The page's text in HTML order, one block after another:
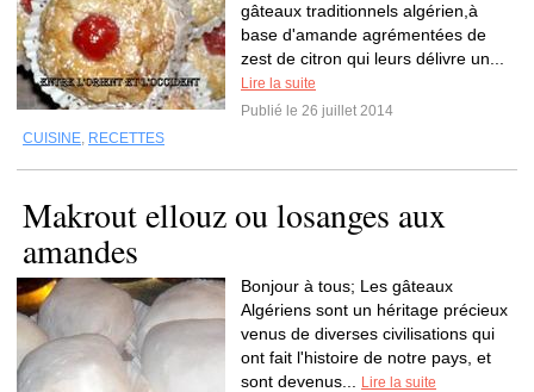
gâteaux traditionnels algérien,à
base d'amande agrémentées de
zest de citron qui leurs délivre un...
Lire la suite
Publié le 26 juillet 2014
CUISINE, RECETTES
Makrout ellouz ou losanges aux
amandes
Bonjour à tous; Les gâteaux
Algériens sont un héritage précieux
venus de diverses civilisations qui
ont fait l'histoire de notre pays, et
sont devenus...
Lire la suite